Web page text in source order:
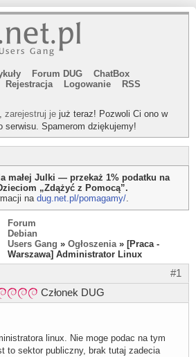
Forum DUG
ChatBox
Rejestracja Logowanie
RSS
zarejestruj je już teraz! Pozwoli Ci ono w
serwisu. Spamerom dziękujemy!
małej Julki — przekaż 1% podatku na
„Zdążyć z Pomocą”.
na dug.net.pl/pomagamy/.
Forum
Debian
Users Gang » Ogłoszenia» [Praca -
Warszawa] Administrator Linux
#1
Członek DUG
linux. Nie moge podac na tym
to sektor publiczny, brak tutaj zadecia